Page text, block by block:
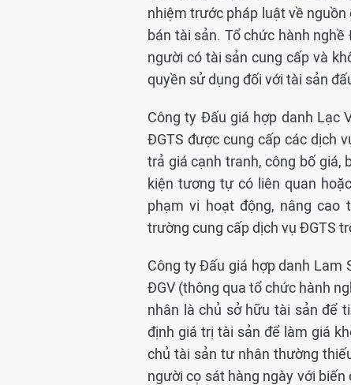
nhiệm trước pháp luật về
bán tài sản. Tổ chức hành
người có tài sản cung cấp và
quyền sử dụng đối với tài sản
Công ty Đấu giá hợp danh Lạc
ĐGTS được cung cấp các dịch
trả giá cạnh tranh, công bố giá,
kiện tương tự có liên quan
phạm vi hoạt động, nâng cao
trường cung cấp dịch vụ ĐGTS
Công ty Đấu giá hợp danh Lam
ĐGV (thông qua tổ chức hành
nhân là chủ sở hữu tài sản để
định giá trị tài sản để làm giá
chủ tài sản tư nhân thường
người cọ sát hàng ngày với